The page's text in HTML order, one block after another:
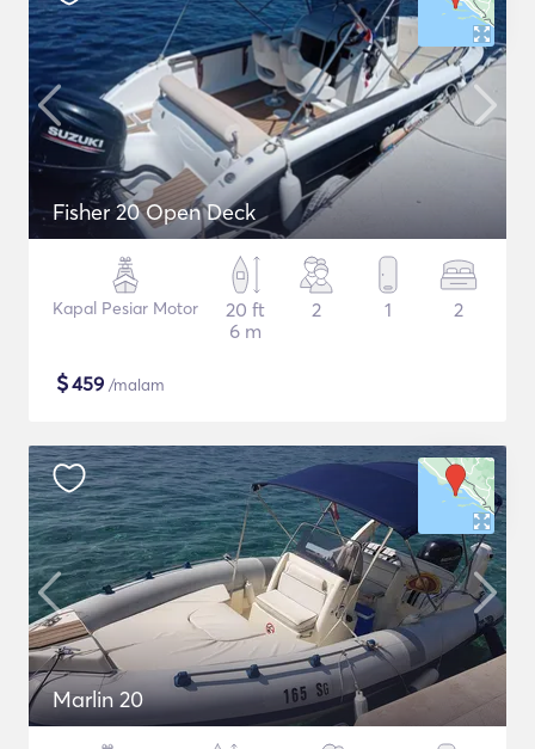
Fisher 20 Open Deck
Kapal Pesiar Motor
20 ft
6 m
2 1 2
$459 /malam
Marlin 20